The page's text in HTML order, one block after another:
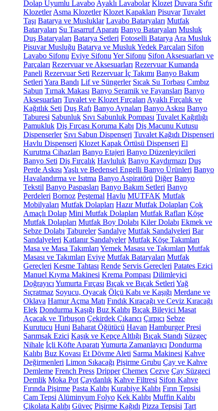
Dolap Uyumlu Lavabo Ayaklı Lavabolar Klozet Duvara Sıfır
Klozetler Asma Klozetler Klozet Kapakları Pisuvar Tuvalet
Taşı Batarya ve Musluklar Lavabo Bataryaları Mutfak
Bataryaları Su Tasarruf Aparatı Banyo Bataryaları Musluk
Duş Bataryaları Batarya Setleri Fotoselli Batarya Ara Musluk
Pisuvar Musluğu Batarya ve Musluk Yedek Parçaları Sifon
Lavabo Sifonu Eviye Sifonu Yer Sifonu Sifon Aksesuarları ve
Parçaları Rezervuar ve Aksesuarları Rezervuar Kumanda
Paneli Rezervuar Seti Rezervuar İç Takımı Banyo Bakım
Setleri Yara Bandı Lif ve Süngerler Sıcak Su Torbası Cımbız
Sabun Tırnak Makası Banyo Seramik ve Fayansları Banyo
Aksesuarları Tuvalet ve Klozet Fırçaları Ayaklı Fırçalık ve
Kağıtlık Seti Duş Rafı Banyo Aynaları Banyo Askısı Banyo
Taburesi Sabunluk Sıvı Sabunluk Pompası Tuvalet Kağıtlığı
Pamukluk Diş Fırçası Koruma Kabı Diş Macunu Kutusu
Dispenserler Sıvı Sabun Dispenseri Tuvalet Kağıdı Dispenseri
Havlu Dispenseri Klozet Kapak Örtüsü Dispenseri El
Kurutma Cihazları Banyo Etajeri Banyo Düzenleyicileri
Banyo Seti Diş Fırçalık Havluluk Banyo Kaydırmazı Duş
Perde Askısı Yaşlı ve Bedensel Engelli Banyo Ürünleri Banyo
Havalandırma ve Isıtma Banyo Aspiratörü Diğer Banyo
Tekstil Banyo Paspasları Banyo Bakım Setleri Banyo
Perdeleri Bornoz Peştemal Havlu MUTFAK Mutfak
Mobilyaları Mutfak Dolapları Hazır Mutfak Dolapları Çok
Amaçlı Dolap Mini Mutfak Dolapları Mutfak Rafları Köşe
Mutfak Dolapları Mutfak Boy Dolabı Kiler Dolabı Ekmek ve
Sebze Dolabı Tabureler Sandalye Mutfak Sandalyeleri Bar
Sandalyeleri Katlanır Sandalyeler Mutfak Köşe Takımları
Masa ve Masa Takımları Yemek Masası ve Takımları Mutfak
Masası ve Takımları Eviye Mutfak Bataryaları Mutfak
Gereçleri Kesme Tahtası Rende Servis Gereçleri Patates Ezici
Manuel Kıyma Makinesi Krema Pompası Dilimleyici
Doğrayıcı Yumurta Fırçası Bıçak ve Bıçak Setleri Yağ
Sıçratmaz Soyucu, Oyacak Ölçü Kabı ve Kaşığı Merdane ve
Oklava Hamur Açma Matı Fındık Kıracağı ve Ceviz Kıracağı
Elek Dondurma Kaşığı Buz Kalıbı Bıçak Bileyici Masat
Açacak ve Tirbuşon Çekirdek Çıkarıcı Çırpıcı Sebze
Kurutucu Huni Baharat Öğütücü Havan Hamburger Presi
Sarımsak Ezici Kaşık ve Kepçe Altlığı Bıçak Standı Süzgeç
Nihale İçli Köfte Aparatı Yumurta Zamanlayıcı Dondurma
Kalıbı Buz Kovası Et Dövme Aleti Sarma Makinesi Kahve
Değirmenleri Limon Sıkacağı Pişirme Grubu Çay ve Kahve
Demleme French Press Dripper Chemex Cezve Çay Süzgeci
Demlik Moka Pot Çaydanlık Kahve Filtresi Sifon Kahve
Fırında Pişirme Pasta Kalıbı Kurabiye Kalıbı Fırın Tepsisi
Cam Tepsi Alüminyum Folyo Kek Kalıbı Muffin Kalıbı
Çikolata Kalıbı Güveç Pişirme Kağıdı Pizza Tepsisi Tart